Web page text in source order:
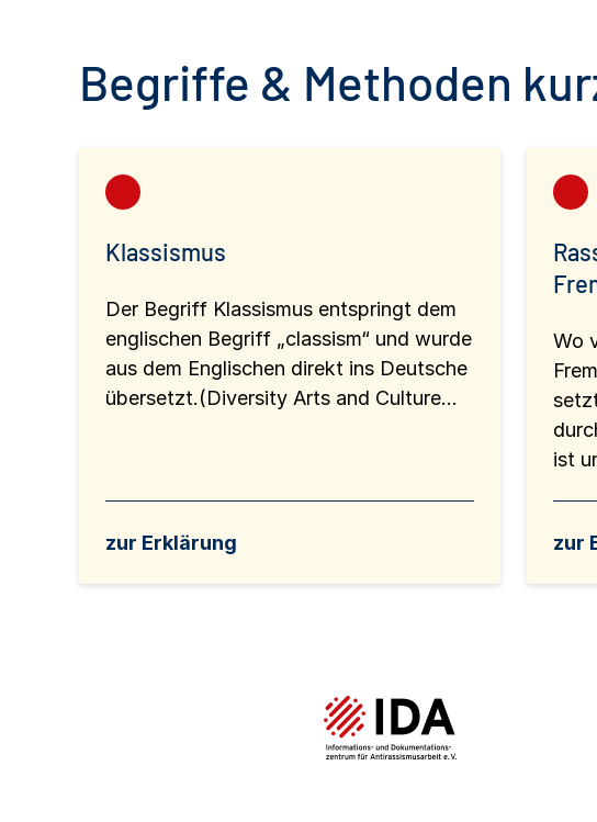
Begriffe & Methoden
Klassismus
Der Begriff Klassismus entspringt dem
englischen Begriff „classism“ und wurde
aus dem Englischen direkt ins Deutsche
übersetzt.(Diversity Arts and Culture...
zur Erklärung
Wo
ist
zur